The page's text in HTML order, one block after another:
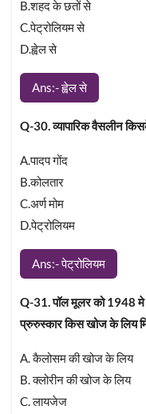
B.शहद के छतों से
C.पेट्रोलियम से
D.ह्वेल से
Ans:- ह्वेल से
Q-30. व्यापारिक वैसलीन
A.पादप गोंद
B.कोलतार
C.अर्ण मोम
D.पेट्रोलियम
Ans:- पेट्रोलियम
Q-31. पॉल मूलर को 1948 मे
प्रुरुस्कार किस खोज के लिय
A. कैलोसम की खोज के लिय
B. क्लोरीन की खोज के लिय
C. लायजेज